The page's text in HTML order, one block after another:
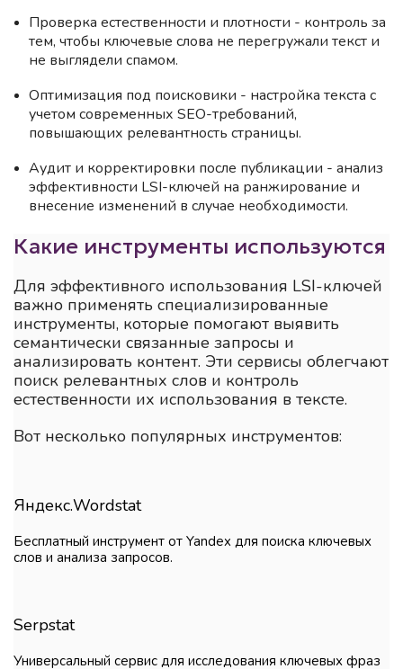
Проверка естественности и плотности - контроль за
тем, чтобы ключевые слова не перегружали текст и
не выглядели спамом.
Оптимизация под поисковики - настройка текста с
учетом современных SEO-требований,
повышающих релевантность страницы.
Аудит и корректировки после публикации - анализ
эффективности LSI-ключей на ранжирование и
внесение изменений в случае необходимости.
Какие инструменты используются
Для эффективного использования LSI-ключей
важно применять специализированные
инструменты, которые помогают выявить
семантически связанные запросы и
анализировать контент. Эти сервисы облегчают
поиск релевантных слов и контроль
естественности их использования в тексте.
Вот несколько популярных инструментов:
Яндекс.Wordstat
Бесплатный инструмент от Yandex для поиска ключевых
слов и анализа запросов.
Serpstat
Универсальный сервис для исследования ключевых фраз